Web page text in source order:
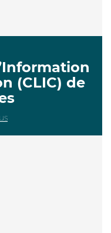
(CLIC) de